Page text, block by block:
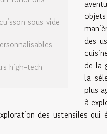
sous vide
high-tech
des
de la
la
plus
à
des ustensiles